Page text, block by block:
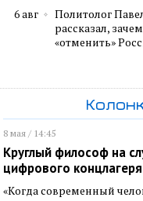
6 авг
Политолог
рассказал,
«отменить»
8 мая / 14:45
Круглый философ на
цифрового концлагеря
«Когда современный